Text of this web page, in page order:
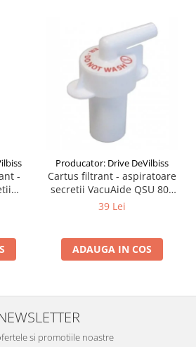
-
Producator: Drive DeVilbiss
Cartus filtrant - aspiratoare
secretii VacuAide QSU 800
ml
39 Lei
ADAUGA IN COS
si promotiile noastre